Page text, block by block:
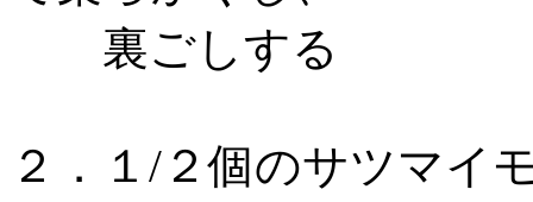
裏ごしする
２．１/２個のサツマイ